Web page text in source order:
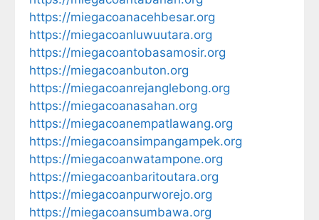
https://miegacoanacehbesar.org
https://miegacoanluwuutara.org
https://miegacoantobasamosir.org
https://miegacoanbuton.org
https://miegacoanrejanglebong.org
https://miegacoanasahan.org
https://miegacoanempatlawang.org
https://miegacoansimpangampek.org
https://miegacoanwatampone.org
https://miegacoanbaritoutara.org
https://miegacoanpurworejo.org
https://miegacoansumbawa.org